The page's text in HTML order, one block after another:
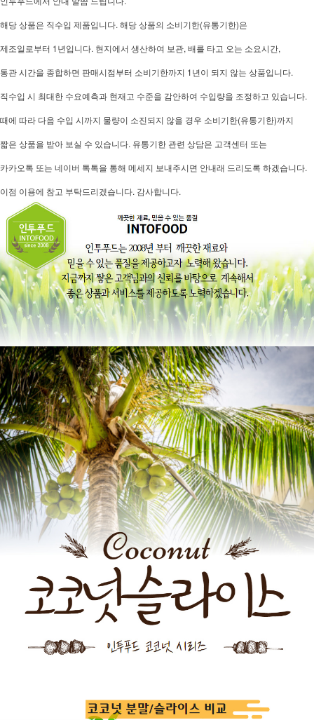
해당 상품은 직수입 제품입니다. 해당 상품의 소비기한(유통기한)은
제조일로부터 1년입니다. 현지에서 생산하여 보관, 배를 타고 오는 소요시간,
통관 시간을 종합하면 판매시점부터 소비기한까지 1년이 되지 않는 상품입니다.
직수입 시 최대한 수요예측과 현재고 수준을 감안하여 수입량을 조정하고 있습니다.
때에 따라 다음 수입 시까지 물량이 소진되지 않을 경우 소비기한(유통기한)까지
짧은 상품을 받아 보실 수 있습니다. 유통기한 관련 상담은 고객센터 또는
카카오톡 또는 네이버 톡톡을 통해 메세지 보내주시면 안내래 드리도록 하겠습니다.
이점 이용에 참고 부탁드리겠습니다. 감사합니다.